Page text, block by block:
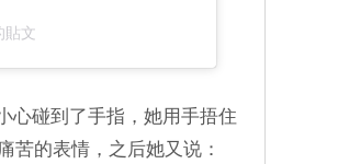
貼文
心碰到了手指，她用手捂住
苦的表情，之后她又说：